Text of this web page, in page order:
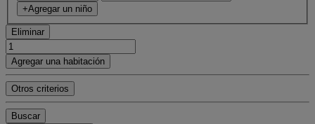
+Agregar un niño
Eliminar
Agregar una habitación
Otros criterios
Buscar